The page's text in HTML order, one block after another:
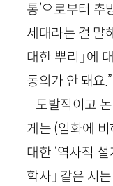
통’으로부터
세대라는 걸 말
대한 뿌리」에
동의가 안 돼요
도발적이고
게는 (임화에
대한 ‘역사적
학사」 같은 시